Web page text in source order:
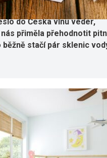
do Česka vlnu veder,
přiměla přehodnotit
stačí pár sklenic